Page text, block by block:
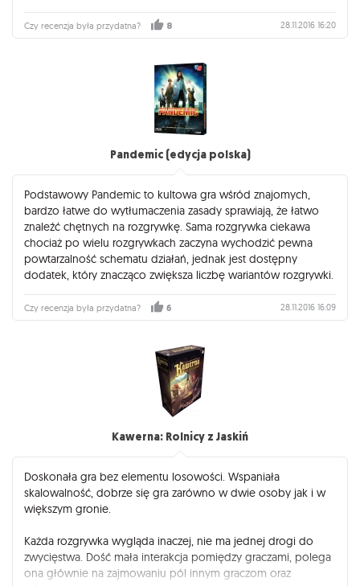
Czy recenzja była przydatna? 8 28.11.2016 16:20
Pandemic (edycja polska)
Podstawowy Pandemic to kultowa gra wśród znajomych,
bardzo łatwe do wytłumaczenia zasady sprawiają, że łatwo
znaleźć chętnych na rozgrywkę. Sama rozgrywka ciekawa
chociaż po wielu rozgrywkach zaczyna wychodzić pewna
powtarzalność schematu działań, jednak jest dostępny
dodatek, który znacząco zwiększa liczbę wariantów rozgrywki.
Czy recenzja była przydatna? 6 28.11.2016 16:09
Kawerna: Rolnicy z Jaskiń
Doskonała gra bez elementu losowości. Wspaniała
skalowalność, dobrze się gra zarówno w dwie osoby jak i w
większym gronie.
Każda rozgrywka wygląda inaczej, nie ma jednej drogi do
zwycięstwa. Dość mała interakcja pomiędzy graczami, polega
ona głównie na zajmowaniu pól innym graczom oraz